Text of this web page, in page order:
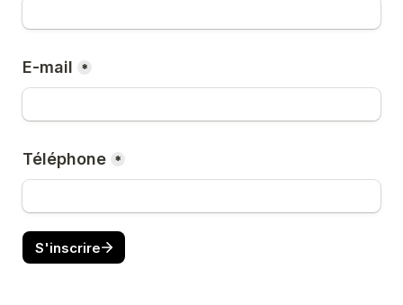
E-mail *
Téléphone *
S'inscrire